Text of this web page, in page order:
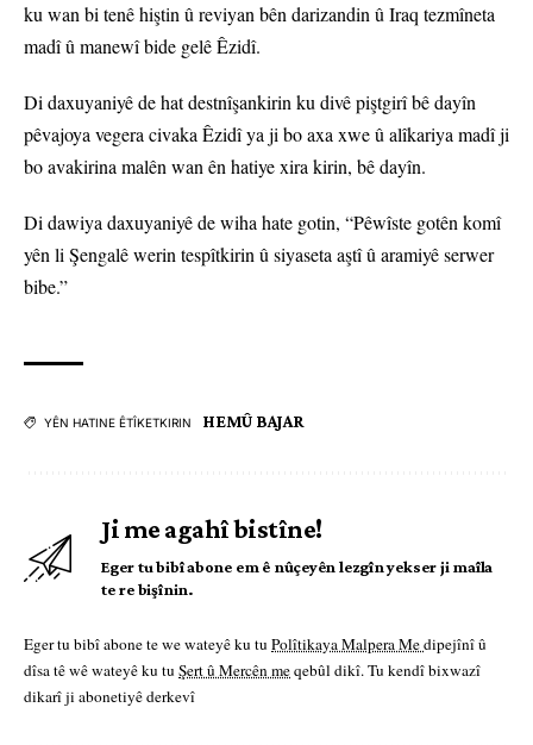
ku wan bi tenê hiştin û reviyan bên darizandin û Iraq tezmîneta
madî û manewî bide gelê Êzidî.
Di daxuyaniyê de hat destnîşankirin ku divê piştgirî bê dayîn
pêvajoya vegera civaka Êzidî ya ji bo axa xwe û alîkariya madî ji
bo avakirina malên wan ên hatiye xira kirin, bê dayîn.
Di dawiya daxuyaniyê de wiha hate gotin, “Pêwîste gotên komî
yên li Şengalê werin tespîtkirin û siyaseta aştî û aramiyê serwer
bibe.”
YÊN HATINE ÊTÎKETKIRIN HEMÛ BAJAR
Ji me agahî bistîne!
Eger tu bibî abone em ê nûçeyên lezgîn yekser ji maîla
te re bişînin.
Eger tu bibî abone te we wateyê ku tu Polîtikaya Malpera Medipejînî û
dîsa tê wê wateyê ku tu Şert û Mercên meqebûl dikî. Tu kendî bixwazî
dikarî ji abonetiyê derkevî